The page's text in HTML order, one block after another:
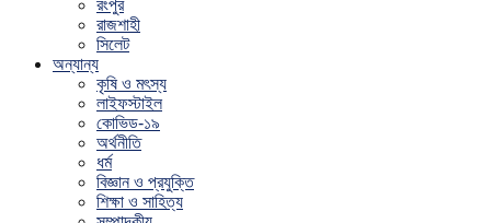
রংপুর
রাজশাহী
সিলেট
অন্যান্য
কৃষি ও মৎস্য
লাইফস্টাইল
কোভিড-১৯
অর্থনীতি
ধর্ম
বিজ্ঞান ও প্রযুক্তি
শিক্ষা ও সাহিত্য